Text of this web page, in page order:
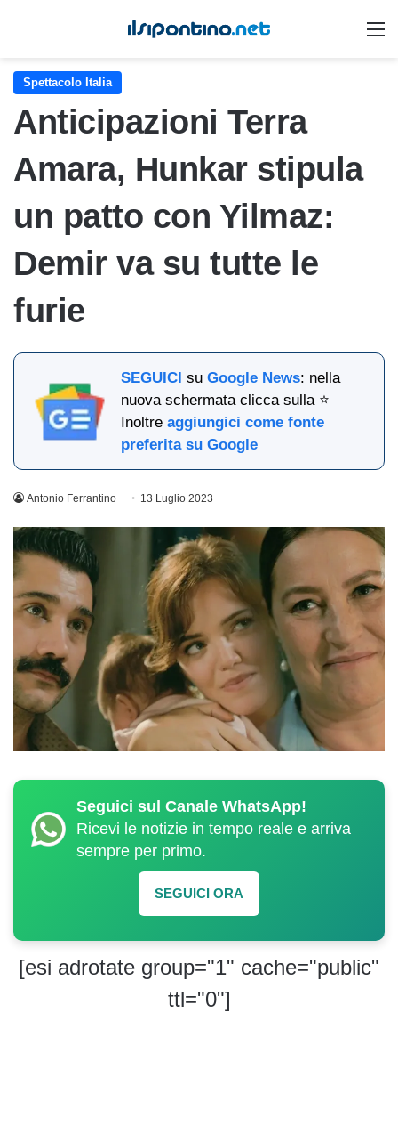
Spettacolo Italia
Anticipazioni Terra
Amara, Hunkar stipula
un patto con Yilmaz:
Demir va su tutte le
furie
SEGUICI suGoogle News: nella
nuova schermata clicca sulla ⭐
Inoltreaggiungici come fonte
preferita su Google
Antonio Ferrantino 13 Luglio 2023
Seguici sul Canale WhatsApp!
Ricevi le notizie in tempo reale e arriva
sempre per primo.
SEGUICI ORA
[esi adrotate group="1" cache="public"
ttl="0"]